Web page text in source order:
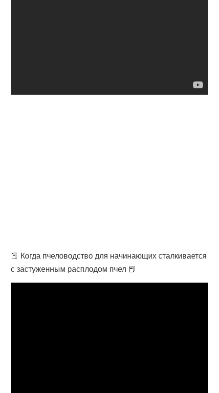
📕 Когда пчеловодство для начинающих сталкивается
с застуженным расплодом пчел 📕